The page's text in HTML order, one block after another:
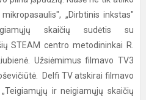
„Dirbtinis inkstas"
skaičių sudėtis su
STEAM centro metodininkai R.
Užsiėmimus filmavo TV3
Delfi TV atskirai filmavo
ir neigiamųjų skaičių